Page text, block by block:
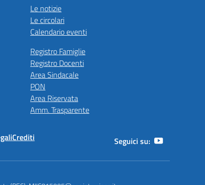
Le notizie
Le circolari
Calendario eventi
Registro Famiglie
Registro Docenti
Area Sindacale
PON
Area Riservata
Amm. Trasparente
Crediti Seguici su: